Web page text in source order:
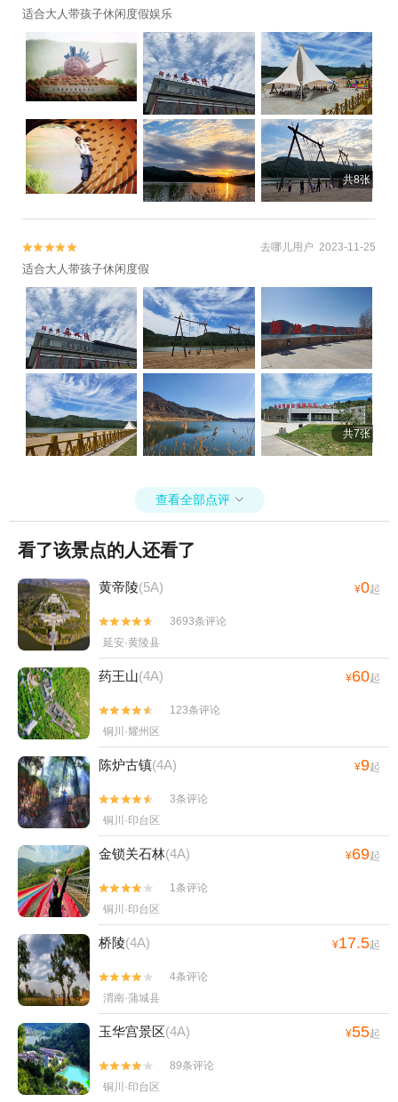
适合大人带孩子休闲度假娱乐
共8张

 去哪儿用户 2023-11-25
适合大人带孩子休闲度假
共7张
查看全部点评 
看了该景点的人还看了
黄帝陵(5A) ¥0起


3693条评论
延安·黄陵县
药王山(4A) ¥60起


123条评论
铜川·耀州区
陈炉古镇(4A) ¥9起


3条评论
铜川·印台区
金锁关石林(4A) ¥69起


1条评论
铜川·印台区
桥陵(4A) ¥17.5起


4条评论
渭南·蒲城县
玉华宫景区(4A) ¥55起


89条评论
铜川·印台区